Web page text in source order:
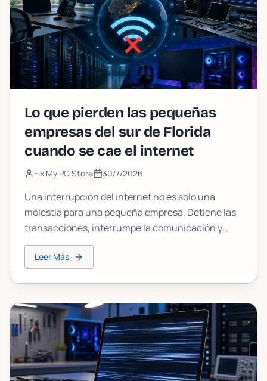
Lo que pierden las pequeñas
empresas del sur de Florida
cuando se cae el internet
Fix My PC Store 30/7/2026
Una interrupción del internet no es solo una
molestia para una pequeña empresa. Detiene las
transacciones, interrumpe la comunicación y
puede costar más por hora de lo que la mayoría de
los dueños calcula. Este es un desglose claro de lo
Leer Más